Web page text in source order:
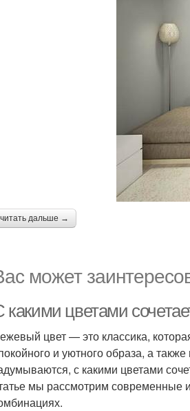
читать дальше →
может
какими цветами
цвет — это классика,
и уютного образа, а
с какими цветами
мы рассмотрим современные